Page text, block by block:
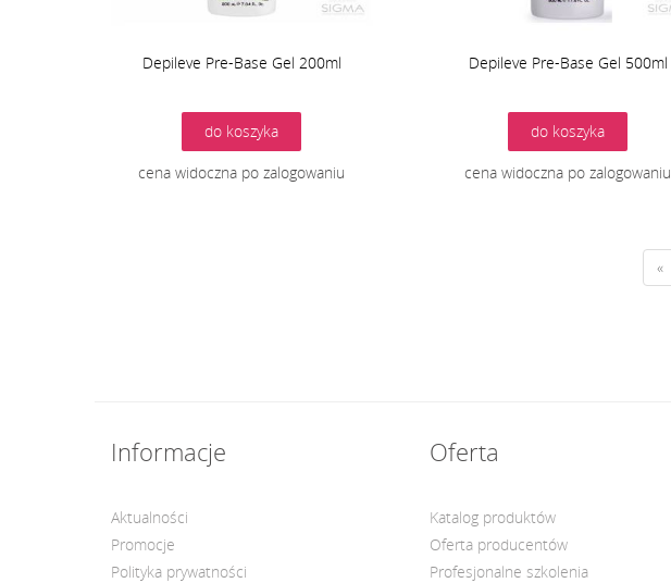
Depileve Pre-Base Gel 200ml
do koszyka
cena widoczna po zalogowaniu
Depileve Pre-Base Gel 500ml
do koszyka
cena widoczna po zalogowaniu
«
Informacje
Aktualności
Promocje
Polityka prywatności
Oferta
Katalog produktów
Oferta producentów
Profesjonalne szkolenia